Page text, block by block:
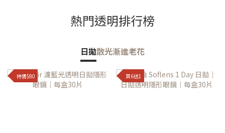
熱門透明排行榜
日拋散光漸進老花
特價$80 買6送1